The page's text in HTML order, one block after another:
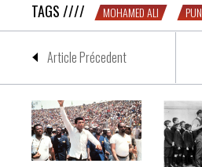
TAGS //// MOHAMED ALI
Article Précedent